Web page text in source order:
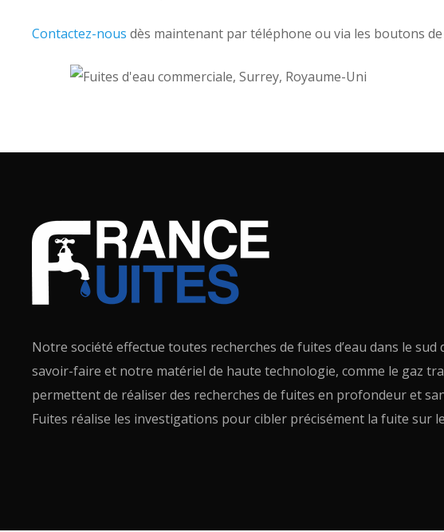
Contactez-nous dès maintenant par téléphone ou via les boutons de
Notre société effectue toutes recherches de fuites d’eau dans le
savoir-faire et notre matériel de haute technologie, comme le gaz
permettent de réaliser des recherches de fuites en profondeur et
Fuites réalise les investigations pour cibler précisément la fuite sur